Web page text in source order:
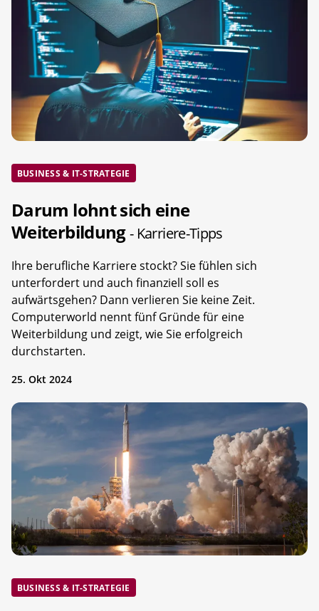
BUSINESS & IT-STRATEGIE
Darum lohnt sich eine
Weiterbildung- Karriere-Tipps
Ihre berufliche Karriere stockt? Sie fühlen sich
unterfordert und auch finanziell soll es
aufwärtsgehen? Dann verlieren Sie keine Zeit.
Computerworld nennt fünf Gründe für eine
Weiterbildung und zeigt, wie Sie erfolgreich
durchstarten.
25. Okt 2024
BUSINESS & IT-STRATEGIE